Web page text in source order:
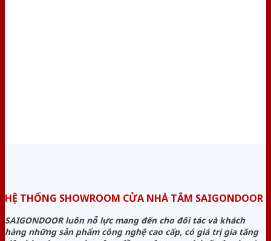
HỆ THỐNG SHOWROOM CỬA NHÀ TẮM SAIGONDOOR
SAIGONDOOR luôn nỗ lực mang đến cho đối tác và khách
hàng những sản phẩm công nghệ cao cấp, có giá trị gia tăng